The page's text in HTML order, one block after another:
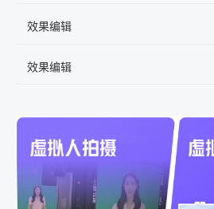
效果编辑
效果编辑